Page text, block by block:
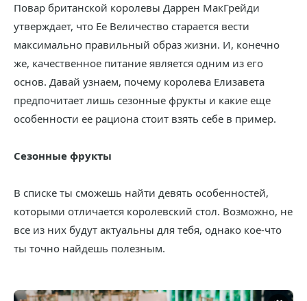
Повар британской королевы Даррен МакГрейди
утверждает, что Ее Величество старается вести
максимально правильный образ жизни. И, конечно
же, качественное питание является одним из его
основ. Давай узнаем, почему королева Елизавета
предпочитает лишь сезонные фрукты и какие еще
особенности ее рациона стоит взять себе в пример.
Сезонные фрукты
В списке ты сможешь найти девять особенностей,
которыми отличается королевский стол. Возможно, не
все из них будут актуальны для тебя, однако кое-что
ты точно найдешь полезным.